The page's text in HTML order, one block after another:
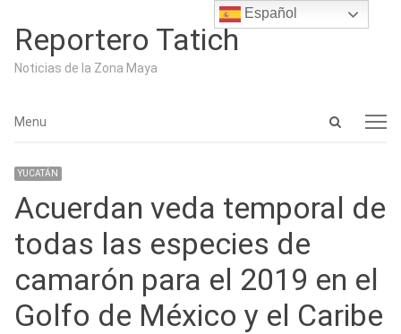
Reportero Tatich
Noticias de la Zona Maya
Open
Menu
Menu
YUCATÁN
Acuerdan veda temporal de
todas las especies de
camarón para el 2019 en el
Golfo de México y el Caribe
Español